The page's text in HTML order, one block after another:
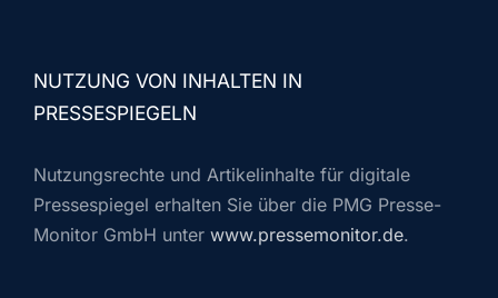
NUTZUNG VON INHALTEN IN
PRESSESPIEGELN
Nutzungsrechte und Artikelinhalte für digitale
Pressespiegel erhalten Sie über die PMG Presse-
Monitor GmbH unter www.pressemonitor.de.